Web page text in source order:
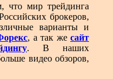
что мир трейдинга
брокеров,
варианты и
, а так же сайт
. В наших
видео обзоров,